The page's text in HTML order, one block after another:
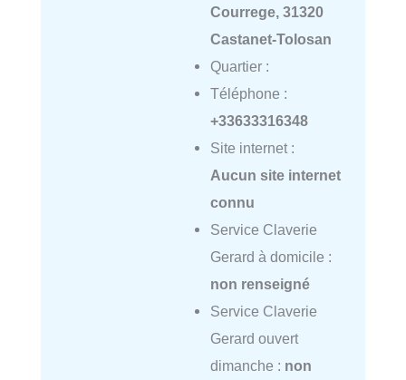
Courrege, 31320
Castanet-Tolosan
Quartier :
Téléphone :
+33633316348
Site internet :
Aucun site internet
connu
Service Claverie
Gerard à domicile :
non renseigné
Service Claverie
Gerard ouvert
dimanche : non